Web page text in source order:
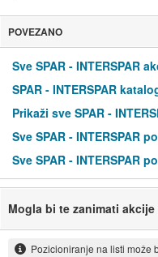
POVEZANO
Sve SPAR - INTERSPAR
SPAR - INTERSPAR
Prikaži sve SPAR -
Sve SPAR - INTERSPAR
Sve SPAR - INTERSPAR
Mogla bi te zanimati
Pozicioniranje na listi može